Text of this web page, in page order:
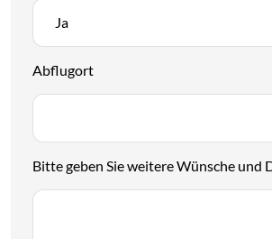
Ja
Abflugort
Bitte geben Sie weitere Wünsche und